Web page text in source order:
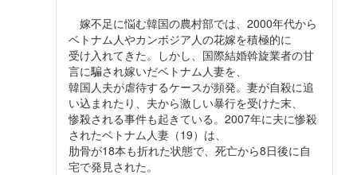
嫁不足に悩む韓国の農村部では、2000年代から
ベトナム人やカンボジア人の花嫁を積極的に
受け入れてきた。しかし、国際結婚斡旋業者の甘
言に騙され嫁いだベトナム人妻を、
韓国人夫が虐待するケースが頻発。妻が自殺に追
い込まれたり、夫から激しい暴行を受けた末、
惨殺される事件も起きている。2007年に夫に惨殺
されたベトナム人妻（19）は、
肋骨が18本も折れた状態で、死亡から8日後に自
宅で発見された。